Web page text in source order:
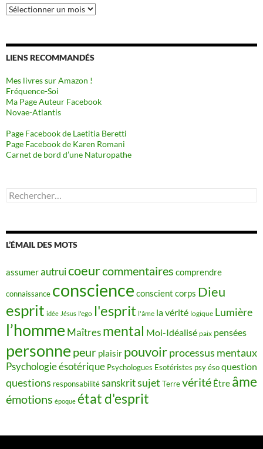
Archives
LIENS RECOMMANDÉS
Mes livres sur Amazon !
Fréquence-Soi
Ma Page Auteur Facebook
Novae-Atlantis
Page Facebook de Laetitia Beretti
Page Facebook de Karen Romani
Carnet de bord d’une Naturopathe
Rechercher :
L’ÉMAIL DES MOTS
assumerautruicoeurcommentaires comprendre
connaissance conscience conscient corps Dieu
esprit idée Jésus l'ego l'esprit l'âme la vérité logique Lumière
l’homme Maîtres mental Moi-Idéalisé paix pensées
personne peur plaisir pouvoirprocessus mentaux
Psychologie ésotérique Psychologues Esotéristes psy ésoquestion
questions responsabilitésanskritsujet Terrevérité Être âme
émotions époque état d'esprit